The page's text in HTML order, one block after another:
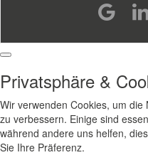
Privatsphäre &
Wir verwenden Cookies, um
zu verbessern. Einige sind
während andere uns helfen,
Sie Ihre Präferenz.